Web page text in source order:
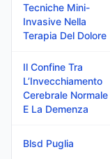
Tecniche Mini-
Invasive Nella
Terapia Del Dolore
Il Confine Tra
L’Invecchiamento
Cerebrale Normale
E La Demenza
Blsd Puglia